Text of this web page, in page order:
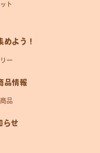
ト
めよう！
ー
品情報
品
らせ